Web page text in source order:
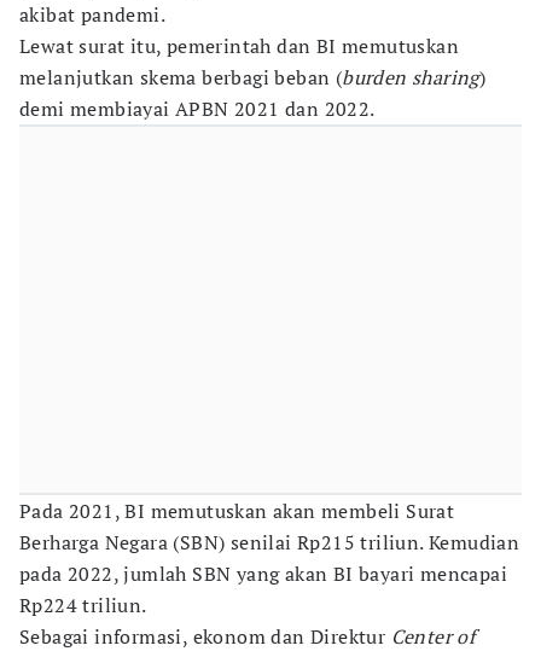
akibat pandemi.
Lewat surat itu, pemerintah dan BI memutuskan
melanjutkan skema berbagi beban (burden sharing)
demi membiayai APBN 2021 dan 2022.
Pada 2021, BI memutuskan akan membeli Surat
Berharga Negara (SBN) senilai Rp215 triliun. Kemudian
pada 2022, jumlah SBN yang akan BI bayari mencapai
Rp224 triliun.
Sebagai informasi, ekonom dan Direktur Center of